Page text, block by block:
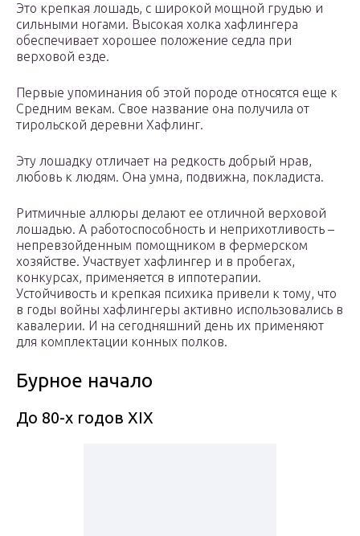
Это крепкая лошадь, с широкой мощной грудью и
сильными ногами. Высокая холка хафлингера
обеспечивает хорошее положение седла при
верховой езде.
Первые упоминания об этой породе относятся еще к
Средним векам. Свое название она получила от
тирольской деревни Хафлинг.
Эту лошадку отличает на редкость добрый нрав,
любовь к людям. Она умна, подвижна, покладиста.
Ритмичные аллюры делают ее отличной верховой
лошадью. А работоспособность и неприхотливость –
непревзойденным помощником в фермерском
хозяйстве. Участвует хафлингер и в пробегах,
конкурсах, применяется в иппотерапии.
Устойчивость и крепкая психика привели к тому, что
в годы войны хафлингеры активно использовались в
кавалерии. И на сегодняшний день их применяют
для комплектации конных полков.
Бурное начало
До 80-х годов XIX